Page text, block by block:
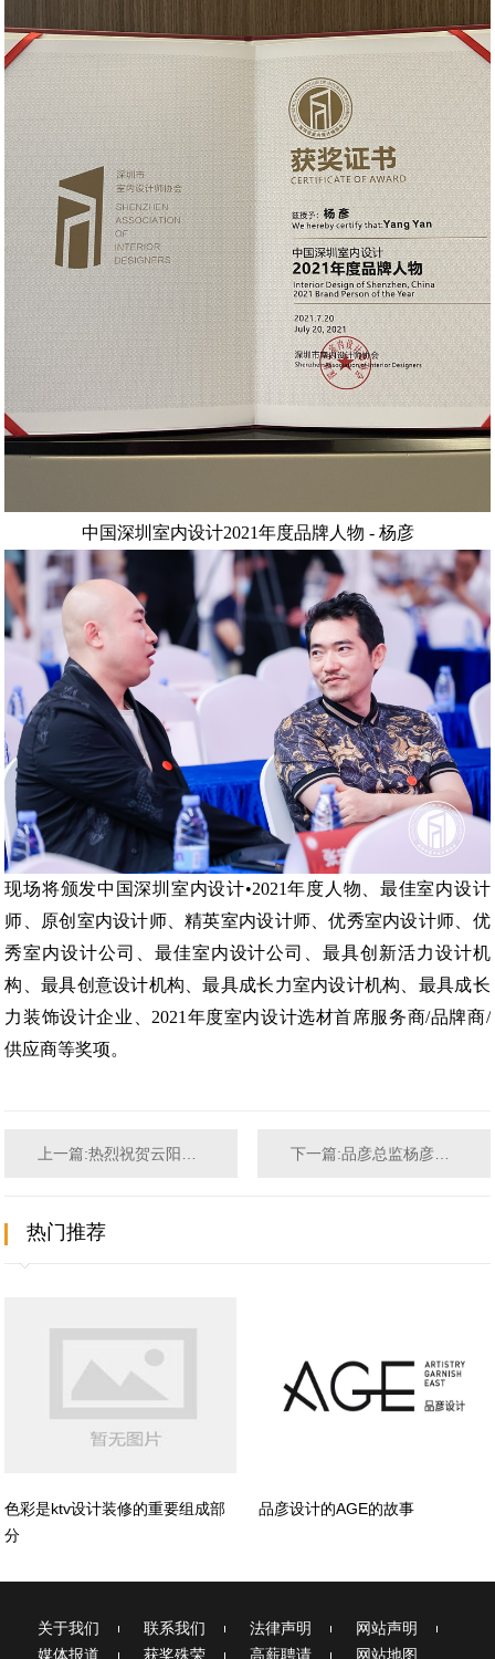
中国深圳室内设计2021年度品牌人物 - 杨彦
现场将颁发中国深圳室内设计•2021年度人物、最佳室内设计
师、原创室内设计师、精英室内设计师、优秀室内设计师、优
秀室内设计公司、最佳室内设计公司、最具创新活力设计机
构、最具创意设计机构、最具成长力室内设计机构、最具成长
力装饰设计企业、 2021 年度室内设计选材首席服务商/品牌商/
供应商等奖项。
热门推荐
色彩是ktv设计装修的重要组成部
分
品彦设计的AGE的故事
关于我们 联系我们 法律声明
网站声明
媒体报道
获奖殊荣 高薪聘请 网站地图